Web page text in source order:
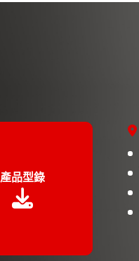
產品型錄